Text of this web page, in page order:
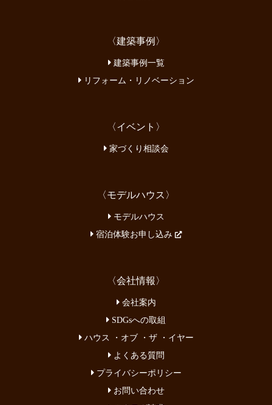
〈建築事例〉
建築事例一覧
リフォーム・リノベーション
〈イベント〉
家づくり相談会
〈モデルハウス〉
モデルハウス
宿泊体験お申し込み
〈会社情報〉
会社案内
SDGsへの取組
ハウス ・オブ ・ザ ・イヤー
よくある質問
プライバシーポリシー
お問い合わせ